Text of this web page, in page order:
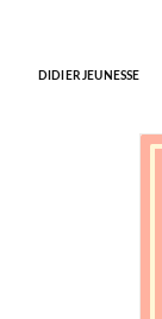
DIDIER JEUNESSE